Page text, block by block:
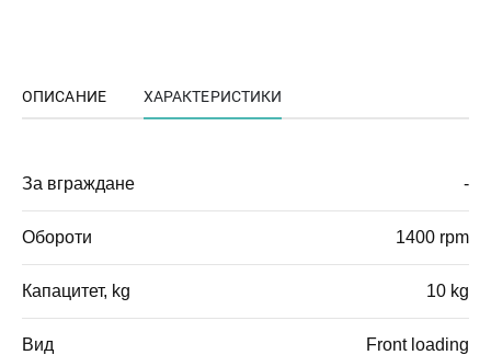
ОПИСАНИЕ ХАРАКТЕРИСТИКИ
За вграждане -
Обороти 1400 rpm
Капацитет, kg 10 kg
Вид Front loading